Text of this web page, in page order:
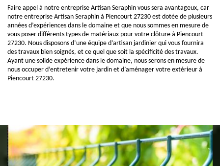
Faire appel à notre entreprise Artisan Seraphin vous sera avantageux, car
notre entreprise Artisan Seraphin à Piencourt 27230 est dotée de plusieurs
années d’expériences dans le domaine et que nous sommes en mesure de
vous poser différents types de matériaux pour votre clôture à Piencourt
27230. Nous disposons d’une équipe d’artisan jardinier qui vous fournira
des travaux bien soignés, et ce quel que soit la spécificité des travaux.
Ayant une solide expérience dans le domaine, nous serons en mesure de
nous occuper d’entretenir votre jardin et d’aménager votre extérieur à
Piencourt 27230.